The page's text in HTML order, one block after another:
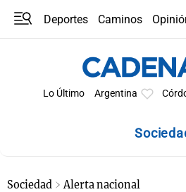
Deportes Caminos
Lo Último Argentina
Sociedad Alerta nacional